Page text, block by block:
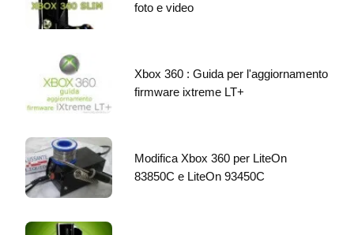
foto e video
Xbox 360 : Guida per l'aggiornamento
firmware ixtreme LT+
Modifica Xbox 360 per LiteOn
83850C e LiteOn 93450C